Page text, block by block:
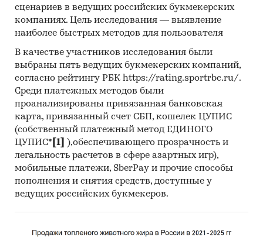
сценариев в ведущих российских букмекерских
компаниях. Цель исследования — выявление
наиболее быстрых методов для пользователя
В качестве участников исследования были
выбраны пять ведущих букмекерских компаний,
согласно рейтингу РБК https://rating.sportrbc.ru/.
Среди платежных методов были
проанализированы привязанная банковская
карта, привязанный счет СБП, кошелек ЦУПИС
(собственный платежный метод ЕДИНОГО
ЦУПИС* [1]
),обеспечивающего прозрачность и
легальность расчетов в сфере азартных игр),
мобильные платежи, SberPay и прочие способы
пополнения и снятия средств, доступные у
ведущих российских букмекеров.